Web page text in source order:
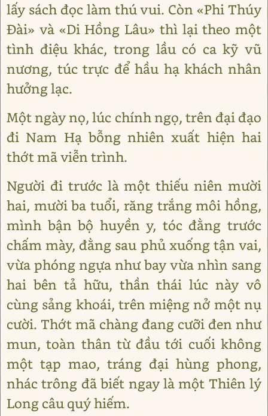
lấy sách đọc làm thú vui. Còn «Phi Thúy
Đài» và «Di Hồng Lâu» thì lại theo một
tình điệu khác, trong lầu có ca kỹ vũ
nương, túc trực để hầu hạ khách nhân
hưởng lạc.
Một ngày nọ, lúc chính ngọ, trên đại đạo
đi Nam Hạ bỗng nhiên xuất hiện hai
thớt mã viễn trình.
Người đi trước là một thiếu niên mười
hai, mười ba tuổi, răng trắng môi hồng,
mình bận bộ huyền y, tóc đằng trước
chấm mày, đằng sau phủ xuống tận vai,
vừa phóng ngựa như bay vừa nhìn sang
hai bên tả hữu, thần thái lúc này vô
cùng sảng khoái, trên miệng nở một nụ
cười. Thớt mã chàng đang cưỡi đen như
mun, toàn thân từ đầu tới cuối không
một tạp mao, tráng đại hùng phong,
nhác trông đã biết ngay là một Thiên lý
Long câu quý hiếm.